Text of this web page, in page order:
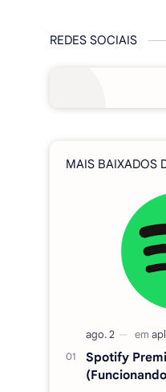
REDES SOCIAIS
MAIS BAIXADOS
Spotify